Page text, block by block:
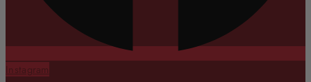
Instagram